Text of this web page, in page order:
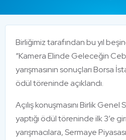
Birliğimiz tarafından bu yıl
“Kamera Elinde Geleceğin
yarışmasının sonuçları Borsa
ödül töreninde açıklandı.
Açılış konuşmasını Birlik Genel
yaptığı ödül töreninde ilk 3’e
yarışmacılara, Sermaye